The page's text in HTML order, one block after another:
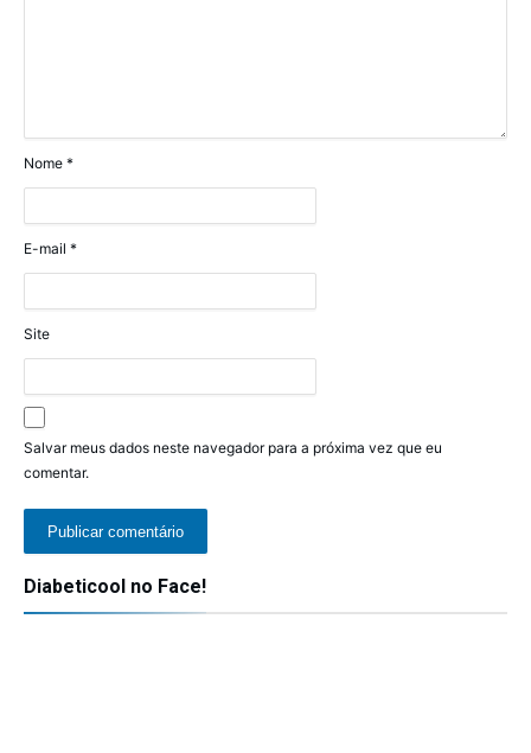
Nome *
E-mail *
Site
Salvar meus dados neste navegador para a próxima vez que eu
comentar.
Diabeticool no Face!